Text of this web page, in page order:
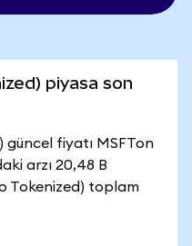
piyasa son
güncel fiyatı MSFTon
arzı 20,48 B
Tokenized) toplam